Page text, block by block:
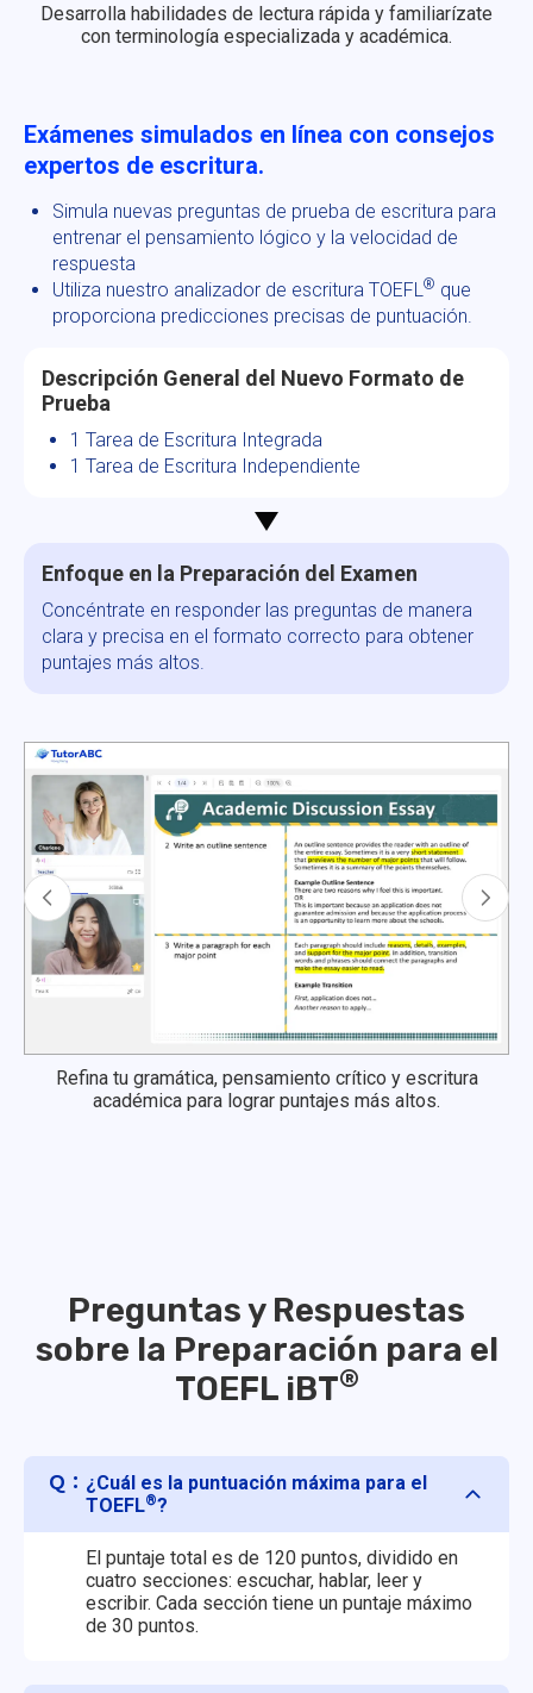
Desarrolla habilidades de lectura rápida y familiarízate
con terminología especializada y académica.
Exámenes simulados en línea con consejos
expertos de escritura.
Simula nuevas preguntas de prueba de escritura para
entrenar el pensamiento lógico y la velocidad de
respuesta
Utiliza nuestro analizador de escritura TOEFL® que
proporciona predicciones precisas de puntuación.
Descripción General del Nuevo Formato de
Prueba
1 Tarea de Escritura Integrada
1 Tarea de Escritura Independiente
Enfoque en la Preparación del Examen
Concéntrate en responder las preguntas de manera
clara y precisa en el formato correcto para obtener
puntajes más altos.
Refina tu gramática, pensamiento crítico y escritura
académica para lograr puntajes más altos.
Preguntas y Respuestas
sobre la Preparación para el
TOEFL iBT®
Ｑ： ¿Cuál es la puntuación máxima para el
TOEFL®?
El puntaje total es de 120 puntos, dividido en
cuatro secciones: escuchar, hablar, leer y
escribir. Cada sección tiene un puntaje máximo
de 30 puntos.